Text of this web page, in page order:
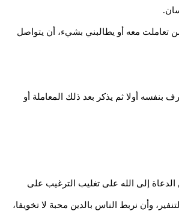
تعاملت معه أو يطالبني بشيء، أن يتواصل
بنفسه أولا ثم يذكر بعد ذلك المعاملة أو
إلى الله على تغليب الترغيب على
وأن نربط الناس بالدين محبة لا تخويفا،